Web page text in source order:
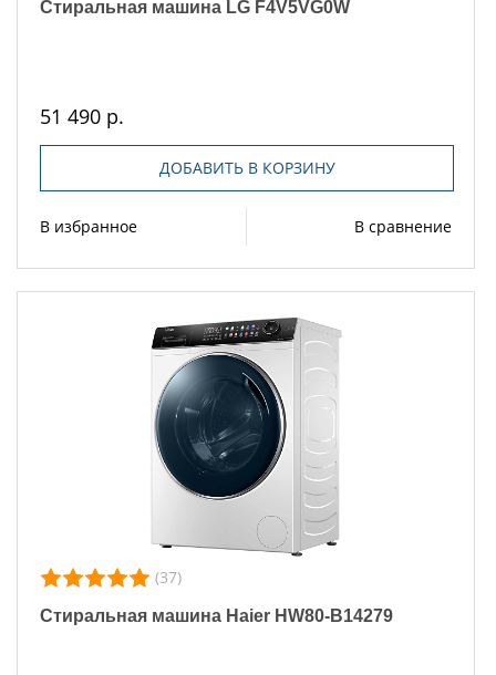
Стиральная машина LG F4V5VG0W
51 490 р.
ДОБАВИТЬ В КОРЗИНУ
В избранное В сравнение
(37)
Стиральная машина Haier HW80-B14279